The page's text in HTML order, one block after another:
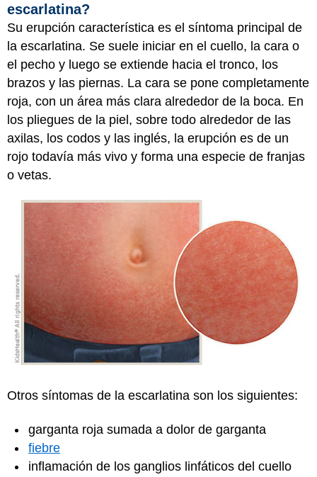
escarlatina?
Su erupción característica es el síntoma principal de
la escarlatina. Se suele iniciar en el cuello, la cara o
el pecho y luego se extiende hacia el tronco, los
brazos y las piernas. La cara se pone completamente
roja, con un área más clara alrededor de la boca. En
los pliegues de la piel, sobre todo alrededor de las
axilas, los codos y las inglés, la erupción es de un
rojo todavía más vivo y forma una especie de franjas
o vetas.
Otros síntomas de la escarlatina son los siguientes:
garganta roja sumada a dolor de garganta
fiebre
inflamación de los ganglios linfáticos del cuello